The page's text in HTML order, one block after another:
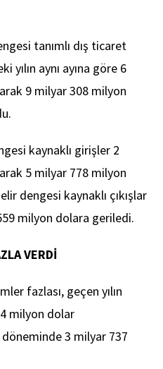
tanımlı dış ticaret
yılın aynı ayına göre 6
9 milyar 308 milyon
kaynaklı girişler 2
5 milyar 778 milyon
dengesi kaynaklı çıkışlar
milyon dolara geriledi.
VERDİ
fazlası, geçen yılın
milyon dolar
döneminde 3 milyar 737